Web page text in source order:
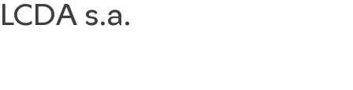
Saltar
alLCDA s.a.